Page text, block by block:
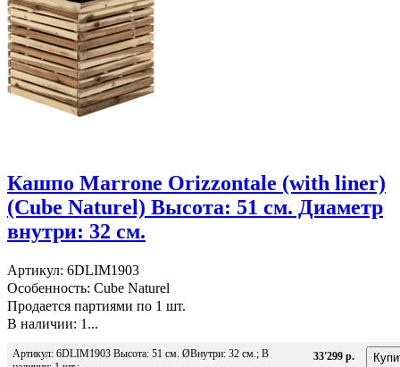
Кашпо Marrone Orizzontale (with liner)
(Cube Naturel) Высота: 51 см. Диаметр
внутри: 32 см.
Артикул: 6DLIM1903
Особенность: Cube Naturel
Продается партиями по 1 шт.
В наличии: 1...
Артикул: 6DLIM1903 Высота: 51 см. ØВнутри: 32 см.; В
33'299 р.